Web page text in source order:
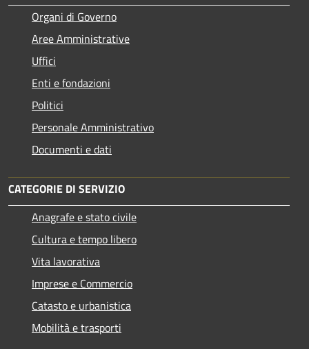
Organi di Governo
Aree Amministrative
Uffici
Enti e fondazioni
Politici
Personale Amministrativo
Documenti e dati
CATEGORIE DI SERVIZIO
Anagrafe e stato civile
Cultura e tempo libero
Vita lavorativa
Imprese e Commercio
Catasto e urbanistica
Mobilità e trasporti